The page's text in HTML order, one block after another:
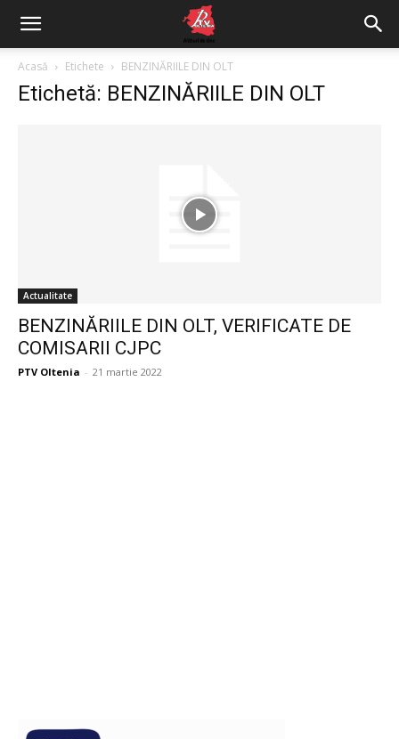
Acasă Etichete BENZINĂRIILE DIN OLT
Etichetă: BENZINĂRIILE DIN OLT
Actualitate
BENZINĂRIILE DIN OLT, VERIFICATE DE
COMISARII CJPC
PTV Oltenia - 21 martie 2022